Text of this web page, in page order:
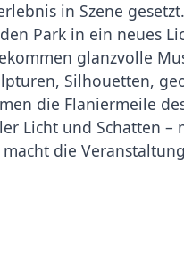
in Szene gesetzt.
Park in ein neues
glanzvolle
Silhouetten,
die Flaniermeile
Licht und Schatten –
die